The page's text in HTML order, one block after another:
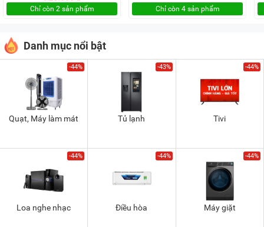
Chỉ còn 2 sản phẩm Chỉ còn 4 sản phẩm
Danh mục nổi bật
-44%
Quạt, Máy làm mát
-43%
Tủ lạnh
-44%
Tivi
-44%
Loa nghe nhạc
-44%
Điều hòa
-44%
Máy giặt